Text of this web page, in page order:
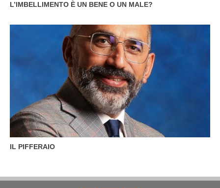
L’IMBELLIMENTO È UN BENE O UN MALE?
IL PIFFERAIO